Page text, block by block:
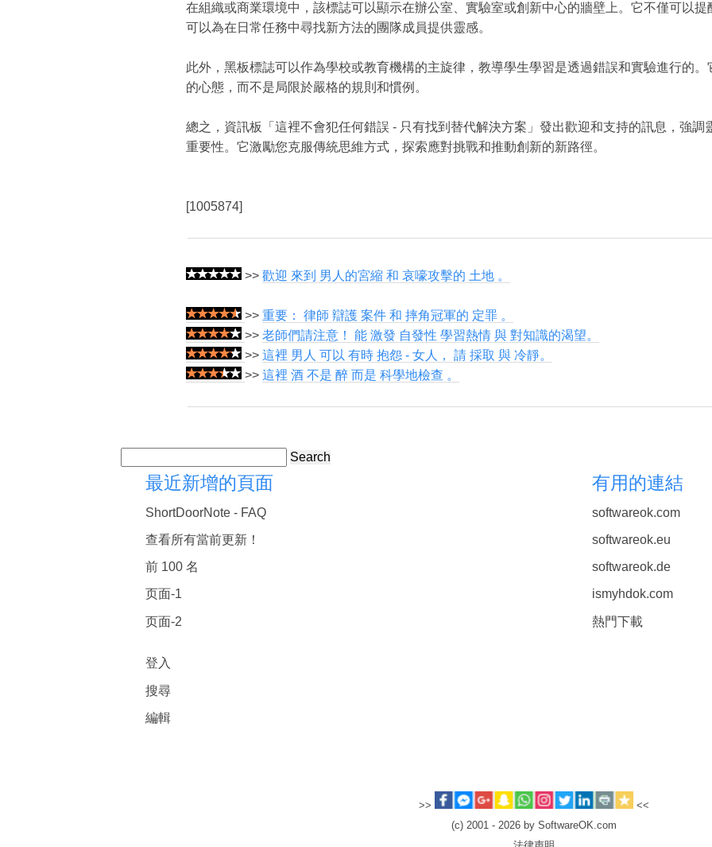
在組織或商業環境中，該標誌可以顯示在辦公室、實驗室或創新中心的牆壁上。它不僅可以
可以為在日常任務中尋找新方法的團隊成員提供靈感。
此外，黑板標誌可以作為學校或教育機構的主旋律，教導學生學習是透過錯誤和實驗進行的
的心態，而不是局限於嚴格的規則和慣例。
總之，資訊板「這裡不會犯任何錯誤 - 只有找到替代解決方案」發出歡迎和支持的訊息，強調
重要性。它激勵您克服傳統思維方式，探索應對挑戰和推動創新的新路徑。
[1005874]
>> 歡迎 來到 男人的宮縮 和 哀嚎攻擊的 土地 。
>> 重要： 律師 辯護 案件 和 摔角冠軍的 定罪 。
>> 老師們請注意！ 能 激發 自發性 學習熱情 與 對知識的渴望。
>> 這裡 男人 可以 有時 抱怨 - 女人， 請 採取 與 冷靜。
>> 這裡 酒 不是 醉 而是 科學地檢查 。
Search
最近新增的頁面
ShortDoorNote - FAQ
查看所有當前更新！
前 100 名
页面-1
页面-2
登入
搜尋
編輯
有用的連結
softwareok.com
softwareok.eu
softwareok.de
ismyhdok.com
熱門下載
>>
<<
(c) 2001 - 2026 by SoftwareOK.com